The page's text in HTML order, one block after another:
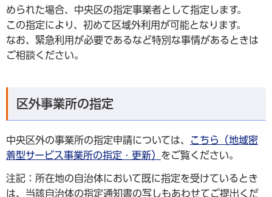
められた場合、中央区の指定事業者として指定します。
この指定により、初めて区域外利用が可能となります。
なお、緊急利用が必要であるなど特別な事情があるときは
ご相談ください。
区外事業所の指定
中央区外の事業所の指定申請については、
こちら（地域密
着型サービス事業所の指定・更新） をご覧ください。
注記：所在地の自治体において既に指定を受けているとき
は、当該自治体の指定通知書の写しもあわせてご提出くだ